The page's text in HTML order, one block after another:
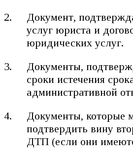
Документ,
услуг юриста и
юридических услуг.
Документы,
сроки истечения
административной
Документы, которые
подтвердить вину
ДТП (если они